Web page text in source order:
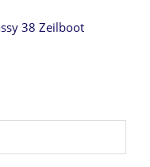
38 Zeilboot